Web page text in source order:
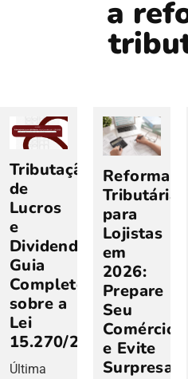
a
Tributação
de
Lucros
e
Dividendos:
Guia
Completo
sobre a
Lei
15.270/2025
Última
Reforma
Tributária
para
Lojistas
em
2026:
Prepare
Seu
Comércio
e Evite
Surpresas